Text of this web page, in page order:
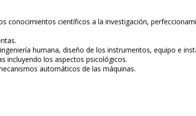
conocimientos científicos a la investigación,
humana, diseño de los instrumentos, equipo e
incluyendo los aspectos psicológicos.
automáticos de las máquinas.